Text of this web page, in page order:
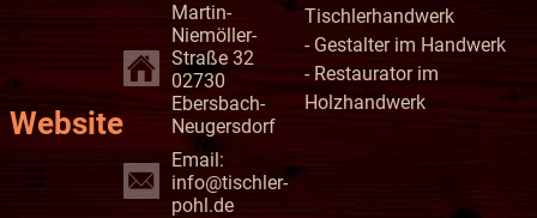
Website
Martin-
Niemöller-
Straße 32
02730
Ebersbach-
Neugersdorf
Email:
info@tischler-
pohl.de
Tischlerhandwerk
- Gestalter im Handwerk
- Restaurator im
Holzhandwerk